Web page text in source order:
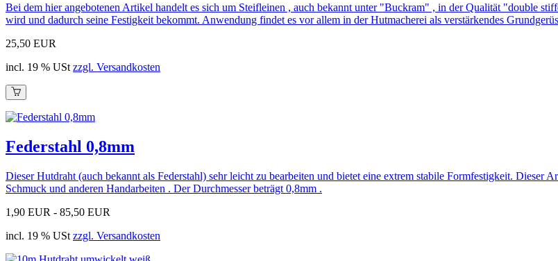
Bei dem hier angebotenen Artikel handelt es sich um Steifleinen , auch bekannt unter "Buckram" , in der Qualität "double
wird und dadurch seine Festigkeit bekommt. Anwendung findet es vor allem in der Hutmacherei als verstärkendes
25,50 EUR
incl. 19 % USt zzgl. Versandkosten
Federstahl 0,8mm
Dieser Hutdraht (auch bekannt als Federstahl) sehr leicht zu bearbeiten und bietet eine extrem stabile Formfestigkeit.
Schmuck und anderen Handarbeiten . Der Durchmesser beträgt 0,8mm .
1,90 EUR - 85,50 EUR
incl. 19 % USt zzgl. Versandkosten